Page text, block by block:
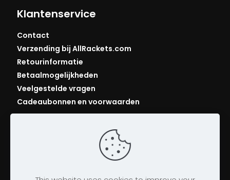
Klantenservice
Contact
Verzending bij AllRackets.com
Retourinformatie
Betaalmogelijkheden
Veelgestelde vragen
Cadeaubonnen en voorwaarden